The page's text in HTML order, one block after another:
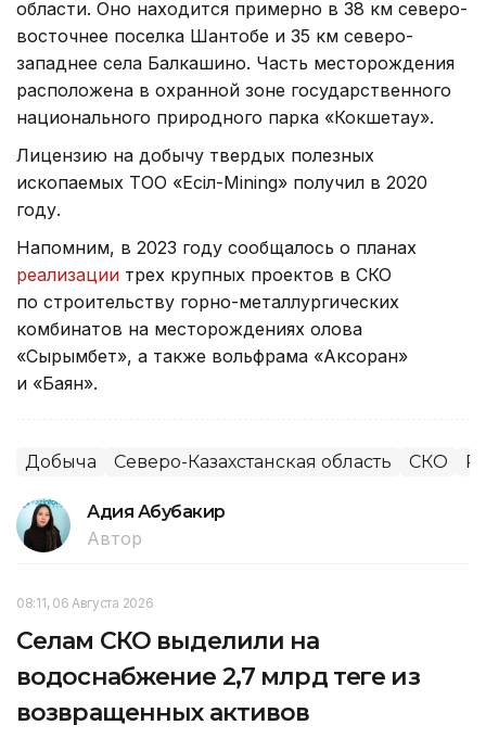
области. Оно находится примерно в 38 км северо-
восточнее поселка Шантобе и 35 км северо-
западнее села Балкашино. Часть месторождения
расположена в охранной зоне государственного
национального природного парка «Кокшетау».
Лицензию на добычу твердых полезных
ископаемых ТОО «Есіл-Mining» получил в 2020
году.
Напомним, в 2023 году сообщалось о планах
реализации трех крупных проектов в СКО
по строительству горно-металлургических
комбинатов на месторождениях олова
«Сырымбет», а также вольфрама «Аксоран»
и «Баян».
Добыча Северо-Казахстанская область СКО
Адия Абубакир
Автор
08:11, 06 Августа 2026
Селам СКО выделили на
водоснабжение 2,7 млрд теңге из
возвращенных активов